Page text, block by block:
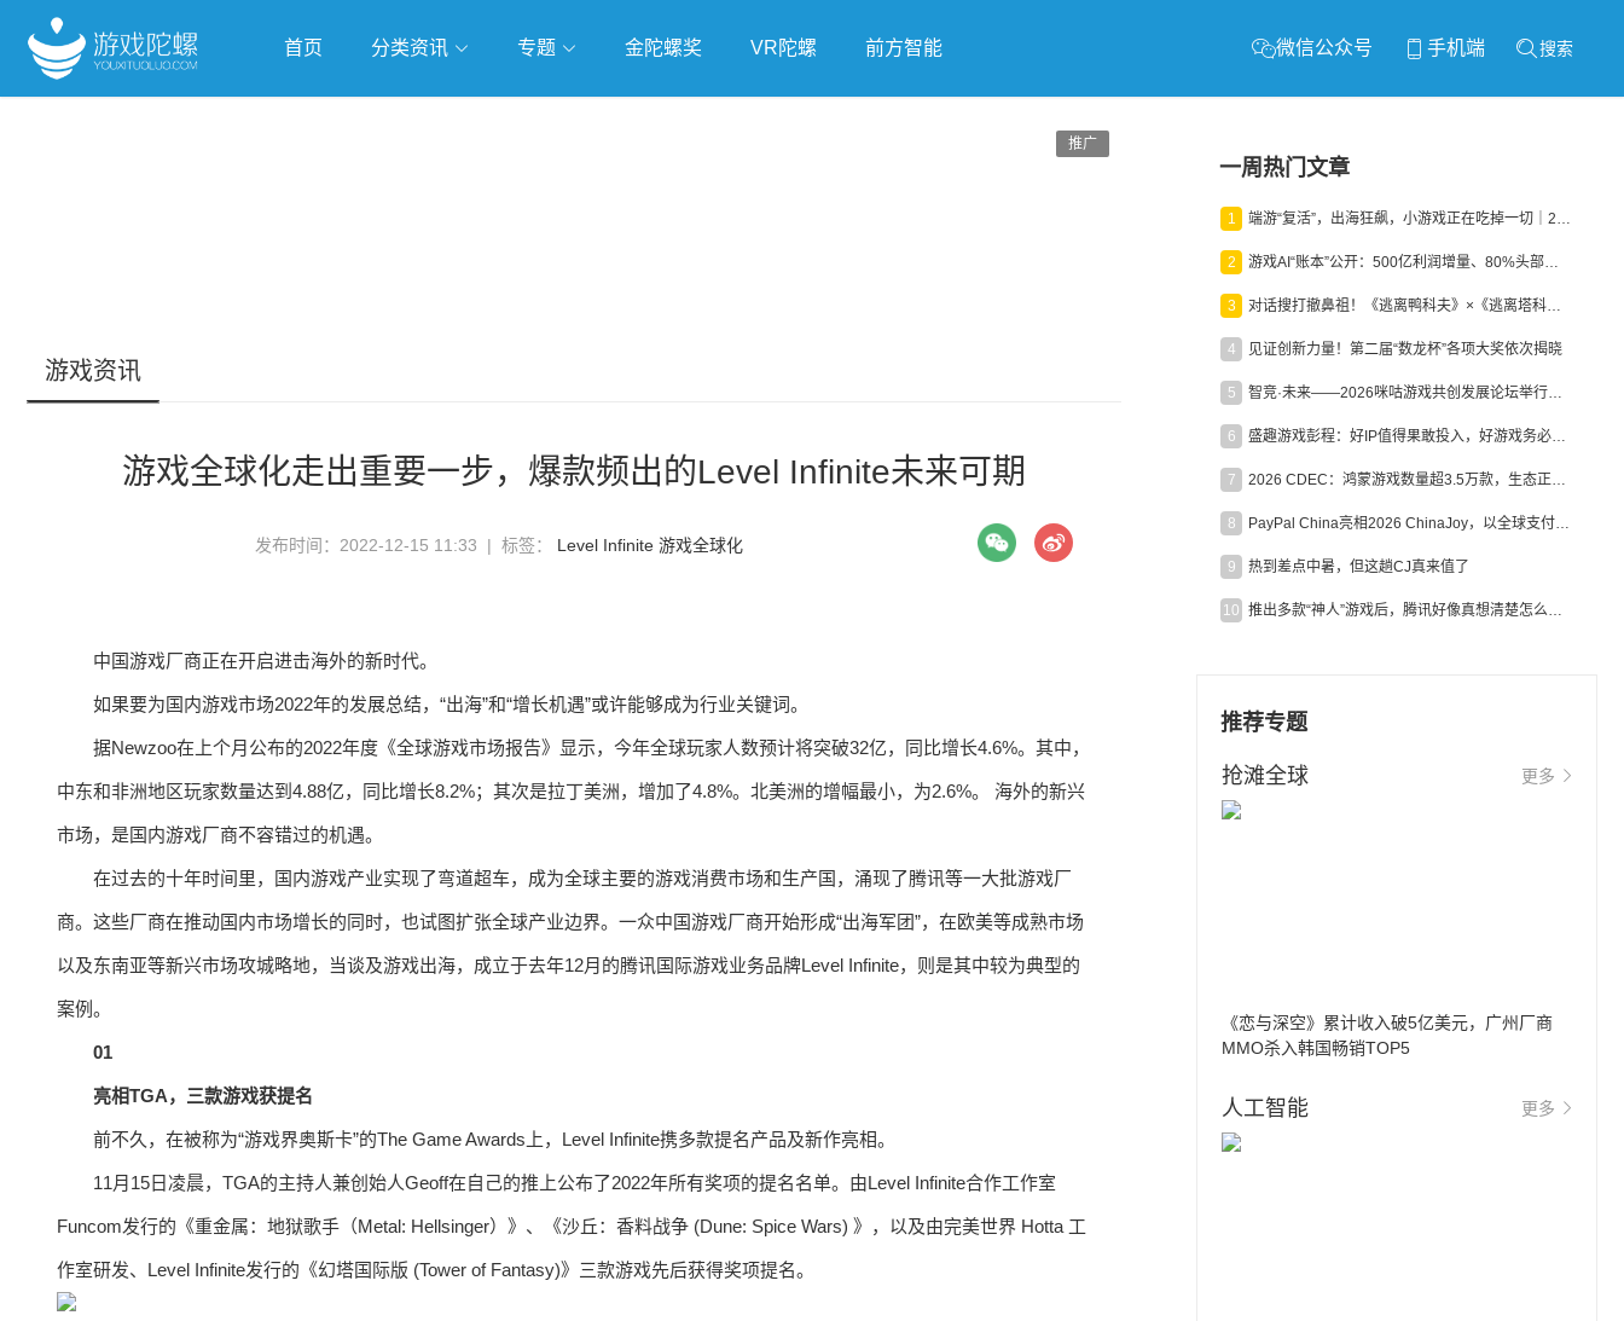
首页 分类资讯 专题 金陀螺奖 VR陀螺 前方智能 微信公众号 手机端 搜索
推广
游戏资讯
游戏全球化走出重要一步，爆款频出的Level Infinite未来可期
发布时间：2022-12-15 11:33 | 标签： Level Infinite 游戏全球化
中国游戏厂商正在开启进击海外的新时代。
如果要为国内游戏市场2022年的发展总结，“出海”和“增长机遇”或许能够成为行业关键词。
据Newzoo在上个月公布的2022年度《全球游戏市场报告》显示，今年全球玩家人数预计将突破32亿，同比增长4.6%。其中，
中东和非洲地区玩家数量达到4.88亿，同比增长8.2%；其次是拉丁美洲，增加了4.8%。北美洲的增幅最小，为2.6%。 海外的新兴
市场，是国内游戏厂商不容错过的机遇。
在过去的十年时间里，国内游戏产业实现了弯道超车，成为全球主要的游戏消费市场和生产国，涌现了腾讯等一大批游戏厂
商。这些厂商在推动国内市场增长的同时，也试图扩张全球产业边界。一众中国游戏厂商开始形成“出海军团”，在欧美等成熟市场
以及东南亚等新兴市场攻城略地，当谈及游戏出海，成立于去年12月的腾讯国际游戏业务品牌Level Infinite，则是其中较为典型的
案例。
01
亮相TGA，三款游戏获提名
前不久，在被称为“游戏界奥斯卡”的The Game Awards上，Level Infinite携多款提名产品及新作亮相。
11月15日凌晨，TGA的主持人兼创始人Geoff在自己的推上公布了2022年所有奖项的提名名单。由Level Infinite合作工作室
Funcom发行的《重金属：地狱歌手（Metal: Hellsinger）》、《沙丘：香料战争 (Dune: Spice Wars) 》，以及由完美世界 Hotta 工
作室研发、Level Infinite发行的《幻塔国际版 (Tower of Fantasy)》三款游戏先后获得奖项提名。
一周热门文章
1 端游“复活”，出海狂飙，小游戏正在吃掉一切｜2026上半年产业报告
2 游戏AI“账本”公开：500亿利润增量、80%头部入局，谁在闷声发财？
3 对话搜打撤鼻祖！《逃离鸭科夫》×《逃离塔科夫》官方线下沙龙落幕
4 见证创新力量！第二届“数龙杯”各项大奖依次揭晓
5 智竞·未来——2026咪咕游戏共创发展论坛举行：聚力精品内容、AI创作与电竞生态，共建高品质益智健康游戏社区
6 盛趣游戏彭程：好IP值得果敢投入，好游戏务必长效经营
7 2026 CDEC：鸿蒙游戏数量超3.5万款，生态正循环加速产业高质量发展
8 PayPal China亮相2026 ChinaJoy，以全球支付能力助力中国游戏企业深化全球运营
9 热到差点中暑，但这趟CJ真来值了
10 推出多款“神人”游戏后，腾讯好像真想清楚怎么做二次元了
推荐专题
抢滩全球 更多
《恋与深空》累计收入破5亿美元，广州厂商
MMO杀入韩国畅销TOP5
人工智能 更多